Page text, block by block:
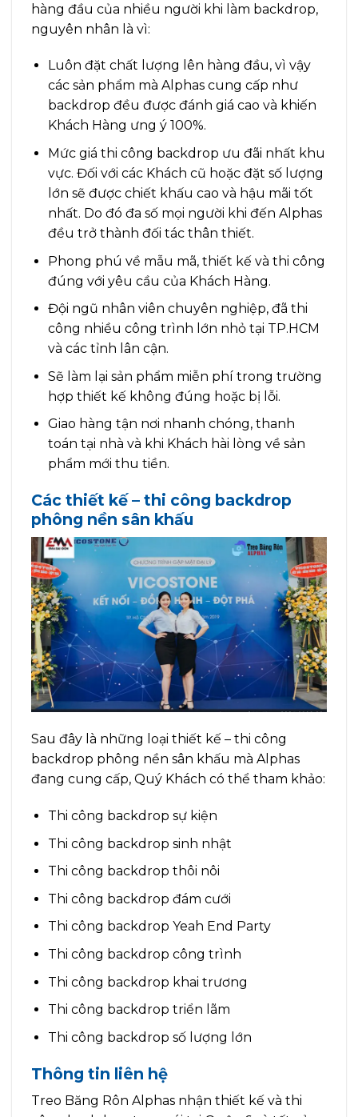
hàng đầu của nhiều người khi làm backdrop,
nguyên nhân là vì:
Luôn đặt chất lượng lên hàng đầu, vì vậy
các sản phẩm mà Alphas cung cấp như
backdrop đều được đánh giá cao và khiến
Khách Hàng ưng ý 100%.
Mức giá thi công backdrop ưu đãi nhất khu
vực. Đối với các Khách cũ hoặc đặt số lượng
lớn sẽ được chiết khấu cao và hậu mãi tốt
nhất. Do đó đa số mọi người khi đến Alphas
đều trở thành đối tác thân thiết.
Phong phú về mẫu mã, thiết kế và thi công
đúng với yêu cầu của Khách Hàng.
Đội ngũ nhân viên chuyên nghiệp, đã thi
công nhiều công trình lớn nhỏ tại TP.HCM
và các tỉnh lân cận.
Sẽ làm lại sản phẩm miễn phí trong trường
hợp thiết kế không đúng hoặc bị lỗi.
Giao hàng tận nơi nhanh chóng, thanh
toán tại nhà và khi Khách hài lòng về sản
phẩm mới thu tiền.
Các thiết kế – thi công backdrop
phông nền sân khấu
Sau đây là những loại thiết kế – thi công
backdrop phông nền sân khấu mà Alphas
đang cung cấp, Quý Khách có thể tham khảo:
Thi công backdrop sự kiện
Thi công backdrop sinh nhật
Thi công backdrop thôi nôi
Thi công backdrop đám cưới
Thi công backdrop Yeah End Party
Thi công backdrop công trình
Thi công backdrop khai trương
Thi công backdrop triển lãm
Thi công backdrop số lượng lớn
Thông tin liên hệ
Treo Băng Rôn Alphas nhận thiết kế và thi